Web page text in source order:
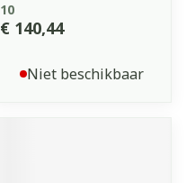
10
€ 140,44
Niet beschikbaar